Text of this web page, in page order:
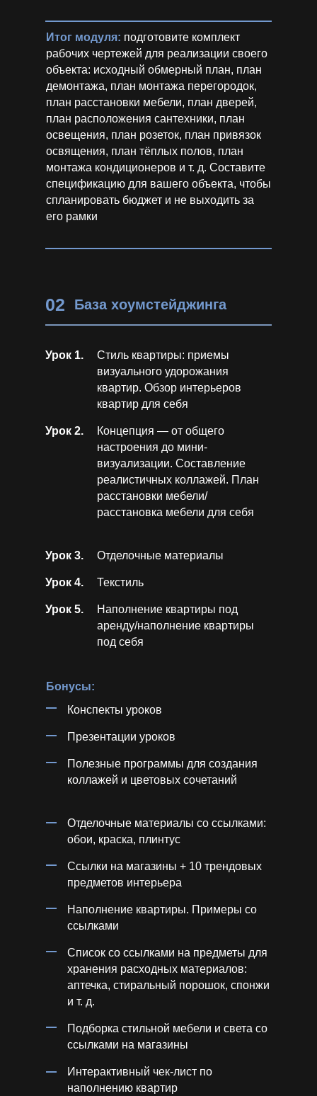
База хоумстейджинга
Урок 1.
Урок 2.
Урок 3.
Урок 4.
Урок 5.
Стиль квартиры: приемы
визуального удорожания
квартир. Обзор интерьеров
квартир для себя
Концепция — от общего
настроения до мини-
визуализации. Составление
реалистичных коллажей. План
расстановки мебели/
расстановка мебели для себя
Отделочные материалы
Текстиль
Наполнение квартиры под
аренду/наполнение квартиры
под себя
02
Итог модуля: подготовите комплект
рабочих чертежей для реализации своего
объекта: исходный обмерный план, план
демонтажа, план монтажа перегородок,
план расстановки мебели, план дверей,
план расположения сантехники, план
освещения, план розеток, план привязок
освящения, план тёплых полов, план
монтажа кондиционеров и т. д. Составите
спецификацию для вашего объекта, чтобы
спланировать бюджет и не выходить за
его рамки
Конспекты уроков
Презентации уроков
Полезные программы для создания
коллажей и цветовых сочетаний
Отделочные материалы со ссылками:
обои, краска, плинтус
Ссылки на магазины + 10 трендовых
предметов интерьера
Наполнение квартиры. Примеры со
ссылками
Список со ссылками на предметы для
хранения расходных материалов:
аптечка, стиральный порошок, спонжи
и т. д.
Подборка стильной мебели и света со
ссылками на магазины
Интерактивный чек-лист по
наполнению квартир
Бонусы: